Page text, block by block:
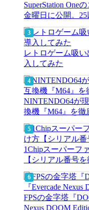
SuperStation One
金曜日に公開。
レトロゲーム吸
入してみた
NINTENDO64が
換機『M64』を徹
1Chipスーパーフ
【シリアル番号を
FPSの金字塔『
Nexus DOOM